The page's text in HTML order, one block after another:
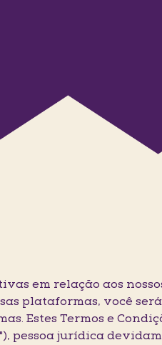
em relação aos
plataformas, você
Estes Termos e
pessoa jurídica